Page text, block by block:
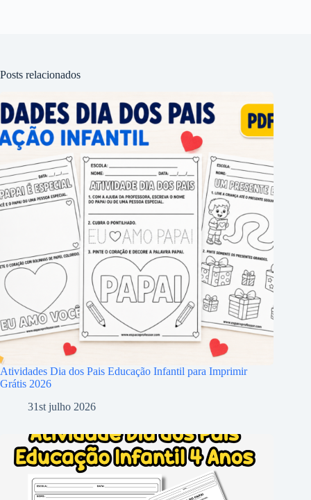
Posts relacionados
Atividades Dia dos Pais Educação Infantil para Imprimir
Grátis 2026
31st julho 2026